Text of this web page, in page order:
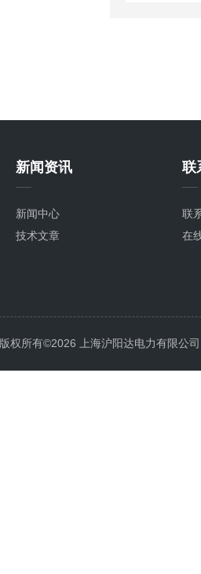
新闻资讯
新闻中心
技术文章
联
联
在
版权所有©2026 上海沪阳达电力有限公